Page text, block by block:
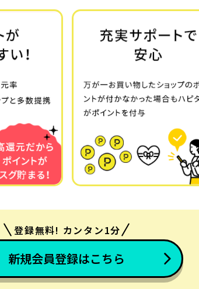
登録無料! カンタン1分
新規会員登録はこちら